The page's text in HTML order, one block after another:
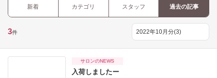
新着 カテゴリ スタッフ 過去の記事
3件
サロンのNEWS
入荷しましたー